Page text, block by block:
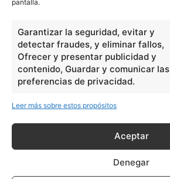
pantalla.
Garantizar la seguridad, evitar y
detectar fraudes, y eliminar fallos,
Ofrecer y presentar publicidad y
contenido, Guardar y comunicar las
preferencias de privacidad.
Leer más sobre estos propósitos
Aceptar
Denegar